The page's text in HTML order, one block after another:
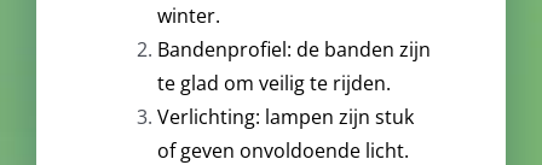
winter.
Bandenprofiel: de banden zijn
te glad om veilig te rijden.
Verlichting: lampen zijn stuk
of geven onvoldoende licht.